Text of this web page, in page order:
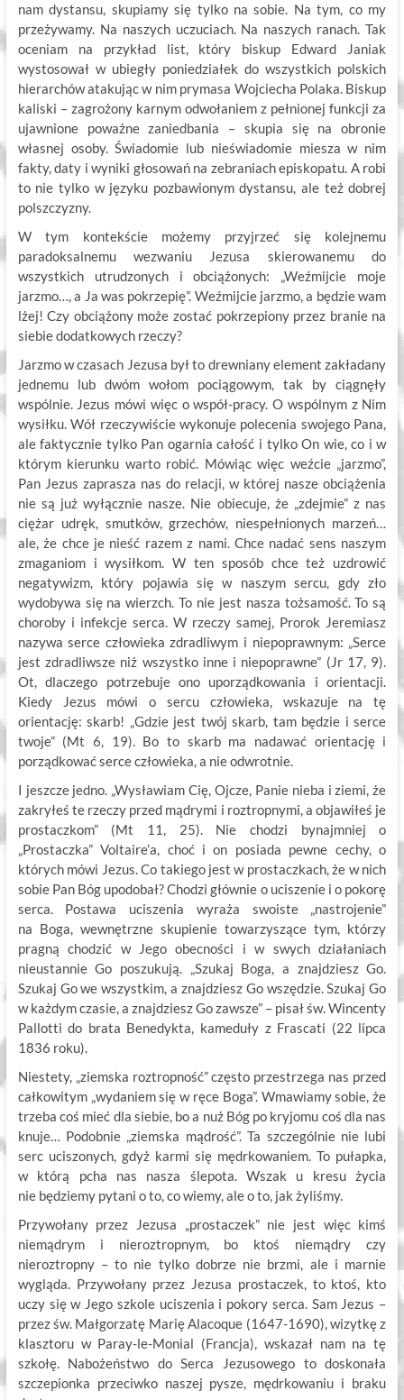
nam dystansu, skupiamy się tylko na sobie. Na tym, co my
przeżywamy. Na naszych uczuciach. Na naszych ranach. Tak
oceniam na przykład list, który biskup Edward Janiak
wystosował w ubiegły poniedziałek do wszystkich polskich
hierarchów atakując w nim prymasa Wojciecha Polaka. Biskup
kaliski – zagrożony karnym odwołaniem z pełnionej funkcji za
ujawnione poważne zaniedbania – skupia się na obronie
własnej osoby. Świadomie lub nieświadomie miesza w nim
fakty, daty i wyniki głosowań na zebraniach episkopatu. A robi
to nie tylko w języku pozbawionym dystansu, ale też dobrej
polszczyzny.
W tym kontekście możemy przyjrzeć się kolejnemu
paradoksalnemu wezwaniu Jezusa skierowanemu do
wszystkich utrudzonych i obciążonych: „Weźmijcie moje
jarzmo…, a Ja was pokrzepię”. Weźmijcie jarzmo, a będzie wam
lżej! Czy obciążony może zostać pokrzepiony przez branie na
siebie dodatkowych rzeczy?
Jarzmo w czasach Jezusa był to drewniany element zakładany
jednemu lub dwóm wołom pociągowym, tak by ciągnęły
wspólnie. Jezus mówi więc o współ-pracy. O wspólnym z Nim
wysiłku. Wół rzeczywiście wykonuje polecenia swojego Pana,
ale faktycznie tylko Pan ogarnia całość i tylko On wie, co i w
którym kierunku warto robić. Mówiąc więc weźcie „jarzmo”,
Pan Jezus zaprasza nas do relacji, w której nasze obciążenia
nie są już wyłącznie nasze. Nie obiecuje, że „zdejmie” z nas
ciężar udręk, smutków, grzechów, niespełnionych marzeń…
ale, że chce je nieść razem z nami. Chce nadać sens naszym
zmaganiom i wysiłkom. W ten sposób chce też uzdrowić
negatywizm, który pojawia się w naszym sercu, gdy zło
wydobywa się na wierzch. To nie jest nasza tożsamość. To są
choroby i infekcje serca. W rzeczy samej, Prorok Jeremiasz
nazywa serce człowieka zdradliwym i niepoprawnym: „Serce
jest zdradliwsze niż wszystko inne i niepoprawne” (Jr 17, 9).
Ot, dlaczego potrzebuje ono uporządkowania i orientacji.
Kiedy Jezus mówi o sercu człowieka, wskazuje na tę
orientację: skarb! „Gdzie jest twój skarb, tam będzie i serce
twoje” (Mt 6, 19). Bo to skarb ma nadawać orientację i
porządkować serce człowieka, a nie odwrotnie.
I jeszcze jedno. „Wysławiam Cię, Ojcze, Panie nieba i ziemi, że
zakryłeś te rzeczy przed mądrymi i roztropnymi, a objawiłeś je
prostaczkom” (Mt 11, 25). Nie chodzi bynajmniej o
„Prostaczka” Voltaire’a, choć i on posiada pewne cechy, o
których mówi Jezus. Co takiego jest w prostaczkach, że w nich
sobie Pan Bóg upodobał? Chodzi głównie o uciszenie i o pokorę
serca. Postawa uciszenia wyraża swoiste „nastrojenie”
na Boga, wewnętrzne skupienie towarzyszące tym, którzy
pragną chodzić w Jego obecności i w swych działaniach
nieustannie Go poszukują. „Szukaj Boga, a znajdziesz Go.
Szukaj Go we wszystkim, a znajdziesz Go wszędzie. Szukaj Go
w każdym czasie, a znajdziesz Go zawsze” – pisał św. Wincenty
Pallotti do brata Benedykta, kameduły z Frascati (22 lipca
1836 roku).
Niestety, „ziemska roztropność” często przestrzega nas przed
całkowitym „wydaniem się w ręce Boga”. Wmawiamy sobie, że
trzeba coś mieć dla siebie, bo a nuż Bóg po kryjomu coś dla nas
knuje… Podobnie „ziemska mądrość”. Ta szczególnie nie lubi
serc uciszonych, gdyż karmi się mędrkowaniem. To pułapka,
w którą pcha nas nasza ślepota. Wszak u kresu życia
nie będziemy pytani o to, co wiemy, ale o to, jak żyliśmy.
Przywołany przez Jezusa „prostaczek” nie jest więc kimś
niemądrym i nieroztropnym, bo ktoś niemądry czy
nieroztropny – to nie tylko dobrze nie brzmi, ale i marnie
wygląda. Przywołany przez Jezusa prostaczek, to ktoś, kto
uczy się w Jego szkole uciszenia i pokory serca. Sam Jezus –
przez św. Małgorzatę Marię Alacoque (1647-1690), wizytkę z
klasztoru w Paray-le-Monial (Francja), wskazał nam na tę
szkołę. Nabożeństwo do Serca Jezusowego to doskonała
szczepionka przeciwko naszej pysze, mędrkowaniu i braku